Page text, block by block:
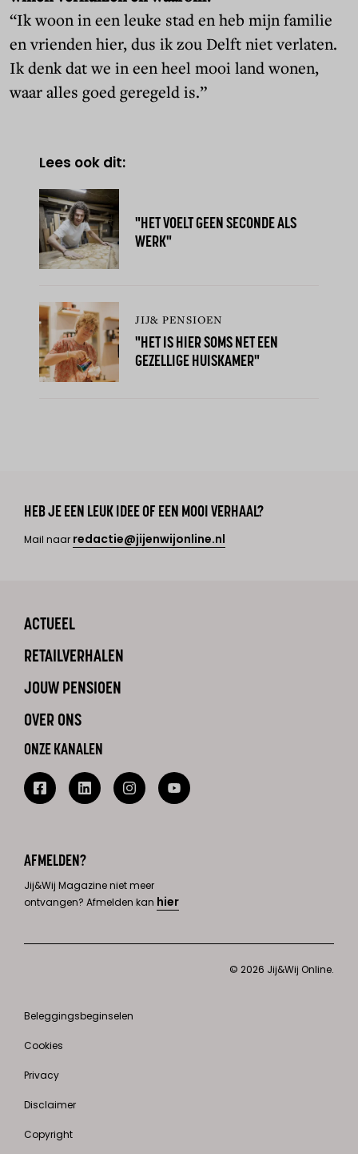
“Ik woon in een leuke stad en heb mijn familie
en vrienden hier, dus ik zou Delft niet verlaten.
Ik denk dat we in een heel mooi land wonen,
waar alles goed geregeld is.”
Lees ook dit:
"HET VOELT GEEN SECONDE ALS
WERK"
JIJ& PENSIOEN
"HET IS HIER SOMS NET EEN
GEZELLIGE HUISKAMER"
HEB JE EEN LEUK IDEE OF EEN MOOI VERHAAL?
Mail naar redactie@jijenwijonline.nl
ACTUEEL
RETAILVERHALEN
JOUW PENSIOEN
OVER ONS
ONZE KANALEN
AFMELDEN?
Jij&Wij Magazine niet meer
ontvangen? Afmelden kan hier
© 2026 Jij&Wij Online.
Beleggingsbeginselen
Cookies
Privacy
Disclaimer
Copyright